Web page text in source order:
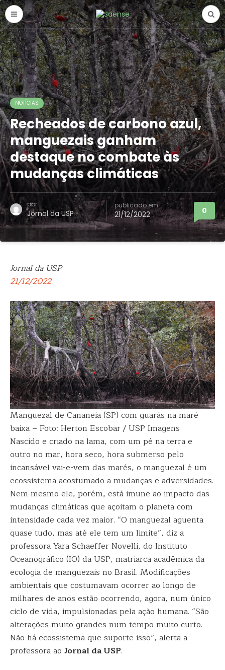
NOTÍCIAS
Recheados de carbono azul,
manguezais ganham
destaque no combate às
mudanças climáticas
por
Jornal da USP
publicado em
21/12/2022 0
Jornal da USP
21/12/2022
Manguezal de Cananeia (SP) com guarás na maré
baixa – Foto: Herton Escobar / USP Imagens
Nascido e criado na lama, com um pé na terra e
outro no mar, hora seco, hora submerso pelo
incansável vai-e-vem das marés, o manguezal é um
ecossistema acostumado a mudanças e adversidades.
Nem mesmo ele, porém, está imune ao impacto das
mudanças climáticas que açoitam o planeta com
intensidade cada vez maior. “O manguezal aguenta
quase tudo, mas até ele tem um limite”, diz a
professora Yara Schaeffer Novelli, do Instituto
Oceanográfico (IO) da USP, matriarca acadêmica da
ecologia de manguezais no Brasil. Modificações
ambientais que costumavam ocorrer ao longo de
milhares de anos estão ocorrendo, agora, num único
ciclo de vida, impulsionadas pela ação humana. “São
alterações muito grandes num tempo muito curto.
Não há ecossistema que suporte isso”, alerta a
professora ao Jornal da USP.